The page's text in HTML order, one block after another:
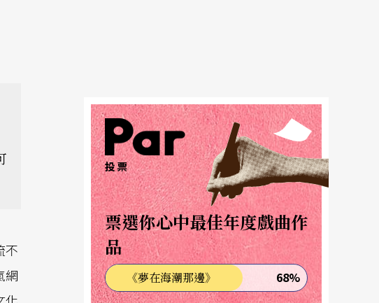
不
網
投票
票選你心中最佳年度戲曲作
品
《夢在海潮那邊》 68%